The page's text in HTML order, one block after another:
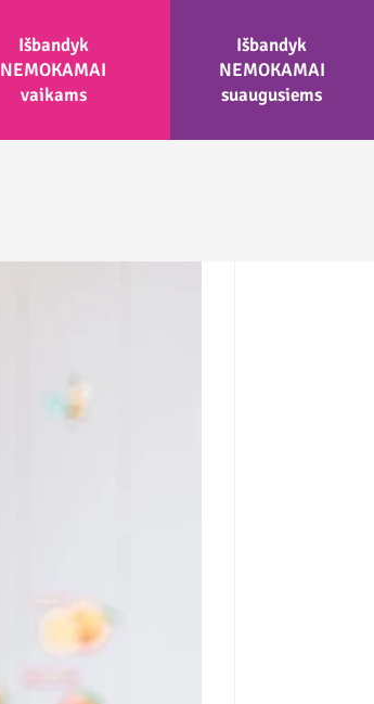
Išbandyk
NEMOKAMAI
vaikams
Išbandyk
NEMOKAMAI
suaugusiems